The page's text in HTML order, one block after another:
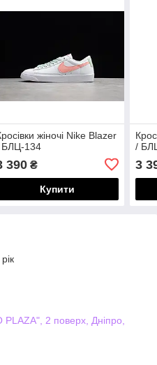
жіночі Nike Blazer
БЛЦ-134
390₴
Купити
/
3
2 поверх, Дніпро,